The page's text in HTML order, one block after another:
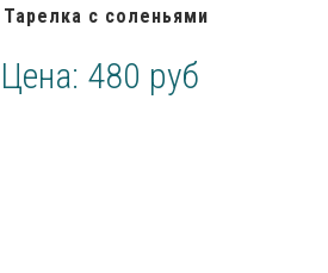
Тарелка с соленьями
Цена: 480 руб